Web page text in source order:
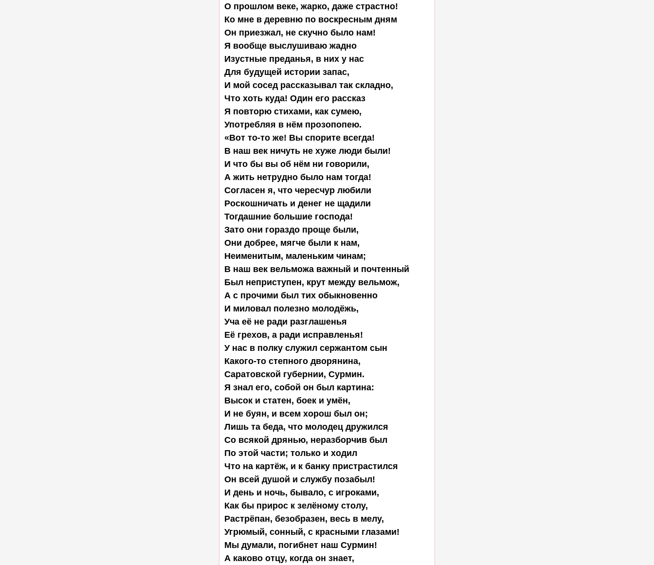
О прошлом веке, жарко, даже страстно!
Ко мне в деревню по воскресным дням
Он приезжал, не скучно было нам!
Я вообще выслушиваю жадно
Изустные преданья, в них у нас
Для будущей истории запас,
И мой сосед рассказывал так складно,
Что хоть куда! Один его рассказ
Я повторю стихами, как сумею,
Употребляя в нём прозопопею.
«Вот то-то же! Вы спорите всегда!
В наш век ничуть не хуже люди были!
И что бы вы об нём ни говорили,
А жить нетрудно было нам тогда!
Согласен я, что чересчур любили
Роскошничать и денег не щадили
Тогдашние большие господа!
Зато они гораздо проще были,
Они добрее, мягче были к нам,
Неименитым, маленьким чинам;
В наш век вельможа важный и почтенный
Был неприступен, крут между вельмож,
А с прочими был тих обыкновенно
И миловал полезно молодёжь,
Уча её не ради разглашенья
Её грехов, а ради исправленья!
У нас в полку служил сержантом сын
Какого-то степного дворянина,
Саратовской губернии, Сурмин.
Я знал его, собой он был картина:
Высок и статен, боек и умён,
И не буян, и всем хорош был он;
Лишь та беда, что молодец дружился
Со всякой дрянью, неразборчив был
По этой части; только и ходил
Что на картёж, и к банку пристрастился
Он всей душой и службу позабыл!
И день и ночь, бывало, с игроками,
Как бы прирос к зелёному столу,
Растрёпан, безобразен, весь в мелу,
Угрюмый, сонный, с красными глазами!
Мы думали, погибнет наш Сурмин!
А каково отцу, когда он знает,